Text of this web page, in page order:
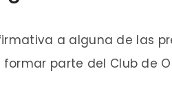
a alguna de las
parte del Club de